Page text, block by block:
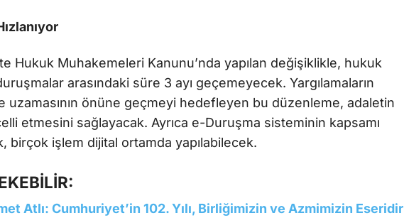
Hukuk Muhakemeleri Kanunu’nda yapılan değişiklikle, hukuk
arasındaki süre 3 ayı geçemeyecek. Yargılamaların
uzamasının önüne geçmeyi hedefleyen bu düzenleme, adaletin
etmesini sağlayacak. Ayrıca e-Duruşma sisteminin kapsamı
birçok işlem dijital ortamda yapılabilecek.
Atlı: Cumhuriyet’in 102. Yılı, Birliğimizin ve Azmimizin Eseridir